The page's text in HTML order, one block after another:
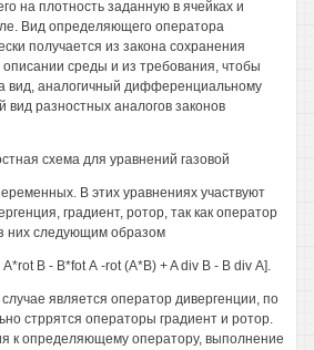
на плотность заданную в ячейках и
Вид определяющего оператора
получается из закона сохранения
среды и из требования, чтобы
вид, аналогичный дифференциальному
разностных аналогов законов
схема для уравнений газовой
В этих уравнениях участвуют
градиент, ротор, так как оператор
них следующим образом
В - B*fot А -rot (А*В) + A div В - В div А].
является оператор дивергенции, по
стррятся операторы градиент и ротор.
к определяющему оператору, выполнение